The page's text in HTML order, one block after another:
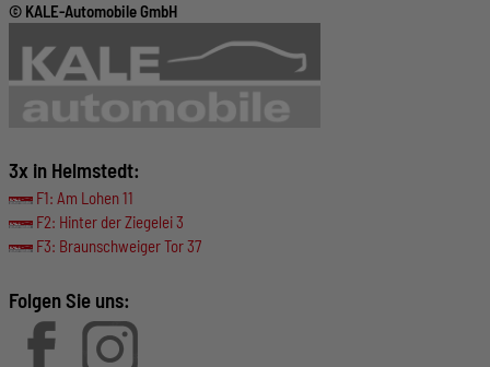
© KALE-Automobile GmbH
3x in Helmstedt:
F1: Am Lohen 11
F2: Hinter der Ziegelei 3
F3: Braunschweiger Tor 37
Folgen Sie uns: